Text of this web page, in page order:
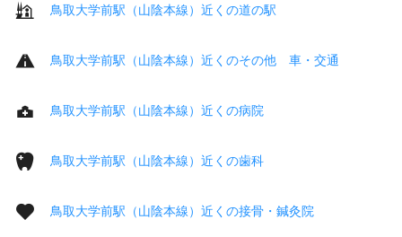
鳥取大学前駅（山陰本線）近くの道の駅
鳥取大学前駅（山陰本線）近くのその他 車・交通
鳥取大学前駅（山陰本線）近くの病院
鳥取大学前駅（山陰本線）近くの歯科
鳥取大学前駅（山陰本線）近くの接骨・鍼灸院